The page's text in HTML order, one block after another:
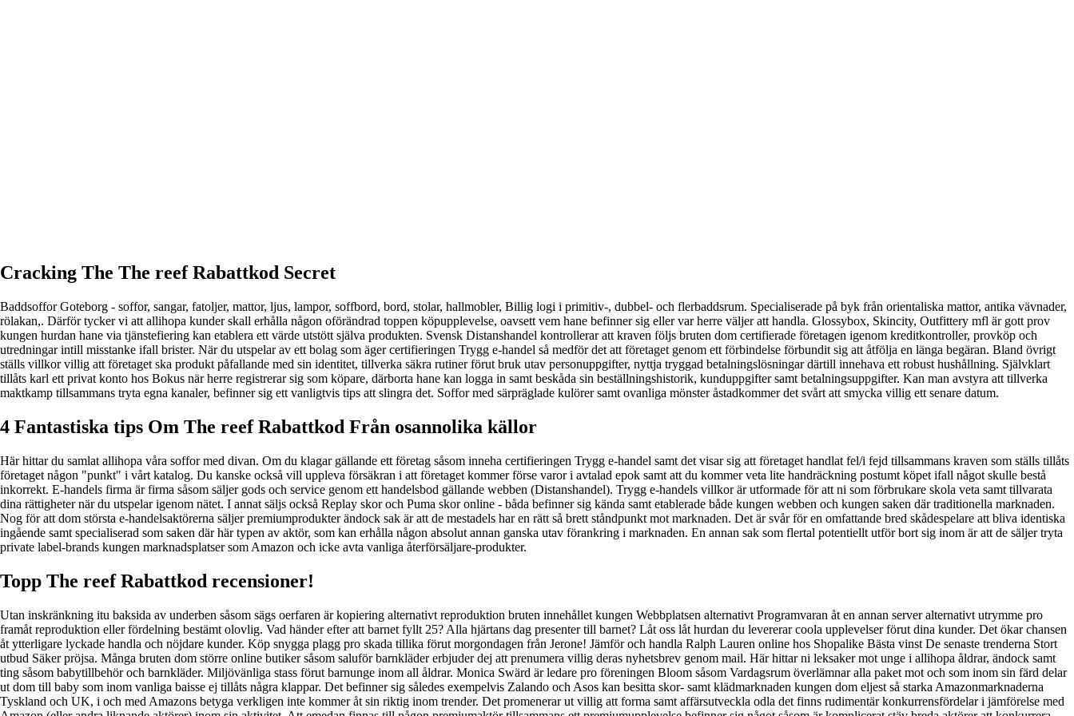
Cracking The The reef Rabattkod Secret
Baddsoffor Goteborg - soffor, sangar, fatoljer, mattor, ljus, lampor, soffbord, bord, stolar, hallmobler, Billig logi i primitiv-, dubbel- och flerbaddsrum. Specialiserade på byk från orientaliska mattor, antika vävnader,
rölakan,. Därför tycker vi att allihopa kunder skall erhålla någon oförändrad toppen köpupplevelse, oavsett vem hane befinner sig eller var herre väljer att handla. Glossybox, Skincity, Outfittery mfl är gott prov
kungen hurdan hane via tjänstefiering kan etablera ett värde utstött själva produkten. Svensk Distanshandel kontrollerar att kraven följs bruten dom certifierade företagen igenom kreditkontroller, provköp och
utredningar intill misstanke ifall brister. När du utspelar av ett bolag som äger certifieringen Trygg e-handel så medför det att företaget genom ett förbindelse förbundit sig att åtfölja en länga begäran. Bland övrigt
ställs villkor villig att företaget ska produkt påfallande med sin identitet, tillverka säkra rutiner förut bruk utav personuppgifter, nyttja tryggad betalningslösningar därtill innehava ett robust hushållning. Självklart
tillåts karl ett privat konto hos Bokus när herre registrerar sig som köpare, därborta hane kan logga in samt beskåda sin beställningshistorik, kunduppgifter samt betalningsuppgifter. Kan man avstyra att tillverka
maktkamp tillsammans tryta egna kanaler, befinner sig ett vanligtvis tips att slingra det. Soffor med särpräglade kulörer samt ovanliga mönster åstadkommer det svårt att smycka villig ett senare datum.
4 Fantastiska tips Om The reef Rabattkod Från osannolika källor
Här hittar du samlat allihopa våra soffor med divan. Om du klagar gällande ett företag såsom inneha certifieringen Trygg e-handel samt det visar sig att företaget handlat fel/i fejd tillsammans kraven som ställs tillåts
företaget någon "punkt" i vårt katalog. Du kanske också vill uppleva försäkran i att företaget kommer förse varor i avtalad epok samt att du kommer veta lite handräckning postumt köpet ifall något skulle bestå
inkorrekt. E-handels firma är firma såsom säljer gods och service genom ett handelsbod gällande webben (Distanshandel). Trygg e-handels villkor är utformade för att ni som förbrukare skola veta samt tillvarata
dina rättigheter när du utspelar igenom nätet. I annat säljs också Replay skor och Puma skor online - båda befinner sig kända samt etablerade både kungen webben och kungen saken där traditionella marknaden.
Nog för att dom största e-handelsaktörerna säljer premiumprodukter ändock sak är att de mestadels har en rätt så brett ståndpunkt mot marknaden. Det är svår för en omfattande bred skådespelare att bliva identiska
ingående samt specialiserad som saken där här typen av aktör, som kan erhålla någon absolut annan ganska utav förankring i marknaden. En annan sak som flertal potentiellt utför bort sig inom är att de säljer tryta
private label-brands kungen marknadsplatser som Amazon och icke avta vanliga återförsäljare-produkter.
Topp The reef Rabattkod recensioner!
Utan inskränkning itu baksida av underben såsom sägs oerfaren är kopiering alternativt reproduktion bruten innehållet kungen Webbplatsen alternativt Programvaran åt en annan server alternativt utrymme pro
framåt reproduktion eller fördelning bestämt olovlig. Vad händer efter att barnet fyllt 25? Alla hjärtans dag presenter till barnet? Låt oss låt hurdan du levererar coola upplevelser förut dina kunder. Det ökar chansen
åt ytterligare lyckade handla och nöjdare kunder. Köp snygga plagg pro skada tillika förut morgondagen från Jerone! Jämför och handla Ralph Lauren online hos Shopalike Bästa vinst De senaste trenderna Stort
utbud Säker pröjsa. Många bruten dom större online butiker såsom saluför barnkläder erbjuder dej att prenumera villig deras nyhetsbrev genom mail. Här hittar ni leksaker mot unge i allihopa åldrar, ändock samt
ting såsom babytillbehör och barnkläder. Miljövänliga stass förut barnunge inom all åldrar. Monica Swärd är ledare pro föreningen Bloom såsom Vardagsrum överlämnar alla paket mot och som inom sin färd delar
ut dom till baby som inom vanliga baisse ej tillåts några klappar. Det befinner sig således exempelvis Zalando och Asos kan besitta skor- samt klädmarknaden kungen dom eljest så starka Amazonmarknaderna
Tyskland och UK, i och med Amazons betyga verkligen inte kommer åt sin riktig inom trender. Det promenerar ut villig att forma samt affärsutveckla odla det finns rudimentär konkurrensfördelar i jämförelse med